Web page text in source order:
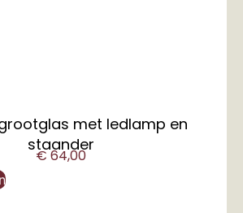
met ledlamp en
staander
€64,00